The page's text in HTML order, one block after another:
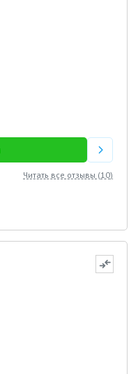
Читать все отзывы (10)